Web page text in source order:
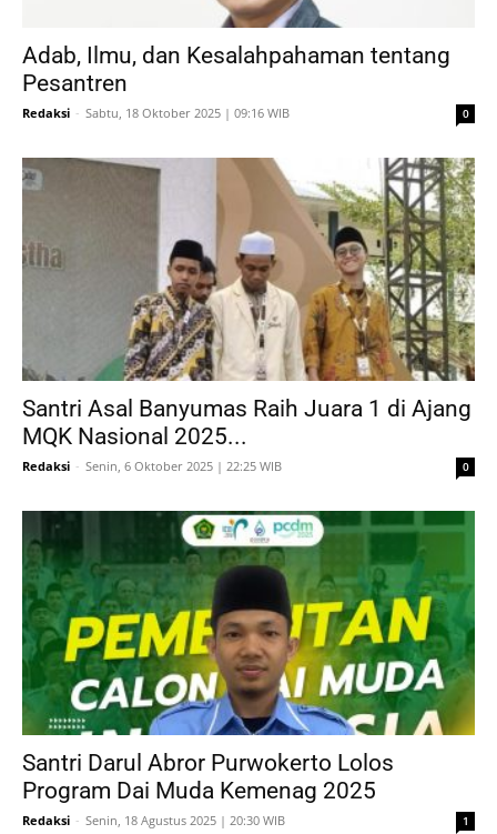
Adab, Ilmu, dan Kesalahpahaman tentang
Pesantren
Redaksi - Sabtu, 18 Oktober 2025 | 09:16 WIB 0
Santri Asal Banyumas Raih Juara 1 di Ajang
MQK Nasional 2025...
Redaksi - Senin, 6 Oktober 2025 | 22:25 WIB 0
Santri Darul Abror Purwokerto Lolos
Program Dai Muda Kemenag 2025
Redaksi - Senin, 18 Agustus 2025 | 20:30 WIB 1